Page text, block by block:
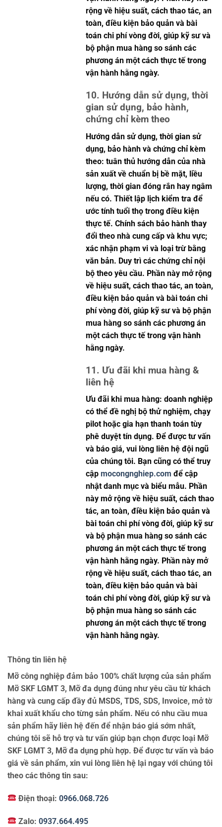
rộng về hiệu suất, cách thao tác, an
toàn, điều kiện bảo quản và bài
toán chi phí vòng đời, giúp kỹ sư và
bộ phận mua hàng so sánh các
phương án một cách thực tế trong
vận hành hằng ngày.
10. Hướng dẫn sử dụng, thời
gian sử dụng, bảo hành,
chứng chỉ kèm theo
Hướng dẫn sử dụng, thời gian sử
dụng, bảo hành và chứng chỉ kèm
theo: tuân thủ hướng dẫn của nhà
sản xuất về chuẩn bị bề mặt, liều
lượng, thời gian đóng rắn hay ngâm
nếu có. Thiết lập lịch kiểm tra để
ước tính tuổi thọ trong điều kiện
thực tế. Chính sách bảo hành thay
đổi theo nhà cung cấp và khu vực;
xác nhận phạm vi và loại trừ bằng
văn bản. Duy trì các chứng chỉ nội
bộ theo yêu cầu. Phần này mở rộng
về hiệu suất, cách thao tác, an toàn,
điều kiện bảo quản và bài toán chi
phí vòng đời, giúp kỹ sư và bộ phận
mua hàng so sánh các phương án
một cách thực tế trong vận hành
hằng ngày.
11. Ưu đãi khi mua hàng &
liên hệ
Ưu đãi khi mua hàng: doanh nghiệp
có thể đề nghị bộ thử nghiệm, chạy
pilot hoặc gia hạn thanh toán tùy
phê duyệt tín dụng. Để được tư vấn
và báo giá, vui lòng liên hệ đội ngũ
của chúng tôi. Bạn cũng có thể truy
cậpmocongnghiep.com để cập
nhật danh mục và biểu mẫu. Phần
này mở rộng về hiệu suất, cách thao
tác, an toàn, điều kiện bảo quản và
bài toán chi phí vòng đời, giúp kỹ sư
và bộ phận mua hàng so sánh các
phương án một cách thực tế trong
vận hành hằng ngày. Phần này mở
rộng về hiệu suất, cách thao tác, an
toàn, điều kiện bảo quản và bài
toán chi phí vòng đời, giúp kỹ sư và
bộ phận mua hàng so sánh các
phương án một cách thực tế trong
vận hành hằng ngày.
Thông tin liên hệ
Mỡ công nghiệp đảm bảo 100% chất lượng của sản phẩm
Mỡ SKF LGMT 3, Mỡ đa dụng đúng như yêu cầu từ khách
hàng và cung cấp đầy đủ MSDS, TDS, SDS, Invoice, mở tờ
khai xuất khẩu cho từng sản phẩm. Nếu có nhu cầu mua
sản phẩm hãy liên hệ đến để nhận báo giá sớm nhất,
chúng tôi sẽ hỗ trợ và tư vấn giúp bạn chọn được loại Mỡ
SKF LGMT 3, Mỡ đa dụng phù hợp. Để được tư vấn và báo
giá về sản phẩm, xin vui lòng liên hệ lại ngay với chúng tôi
theo các thông tin sau:
Điện thoại:0966.068.726
Zalo:0937.664.495